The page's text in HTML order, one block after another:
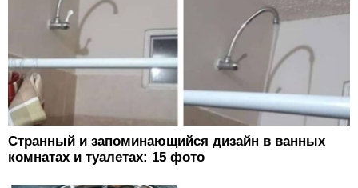
Странный и запоминающийся дизайн в ванных
комнатах и туалетах: 15 фото